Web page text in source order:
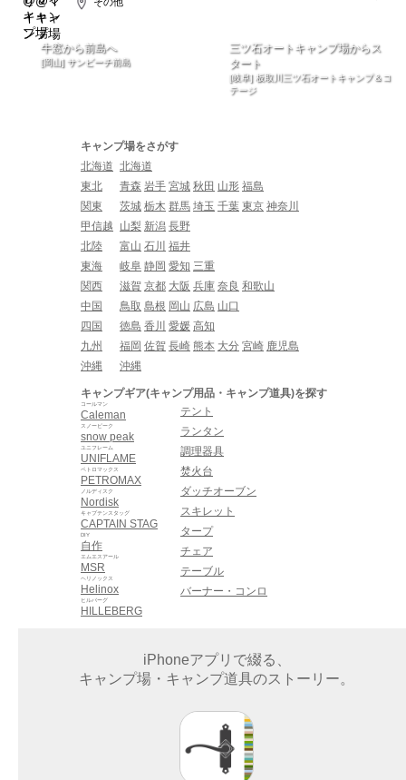
牛窓から前島へ
[岡山] サンビーチ前島
三ツ石オートキャンプ場からス
タート
[岐阜] 板取川三ツ石オートキャンプ＆コ
テージ
キャンプ場をさがす
北海道 北海道
東北
青森 岩手 宮城 秋田 山形 福島
関東
茨城 栃木 群馬 埼玉 千葉 東京 神奈川
甲信越
山梨 新潟 長野
北陸
富山 石川 福井
東海
岐阜 静岡 愛知 三重
関西
滋賀 京都 大阪 兵庫 奈良 和歌山
中国
鳥取 島根 岡山 広島 山口
四国
徳島 香川 愛媛 高知
九州
福岡 佐賀 長崎 熊本 大分 宮崎 鹿児島
沖縄
沖縄
キャンプギア(キャンプ用品・キャンプ道具)を探す
Caleman
コールマン
snow peak
スノーピーク
UNIFLAME
ユニフレーム
PETROMAX
ペトロマックス
Nordisk
ノルディスク
CAPTAIN STAG
キャプテンスタッグ
自作
DIY
MSR
エムエスアール
Helinox
ヘリノックス
HILLEBERG
ヒルバーグ
テント
ランタン
調理器具
焚火台
ダッチオーブン
スキレット
タープ
チェア
テーブル
バーナー・コンロ
iPhoneアプリで綴る、
キャンプ場・キャンプ道具のストーリー。